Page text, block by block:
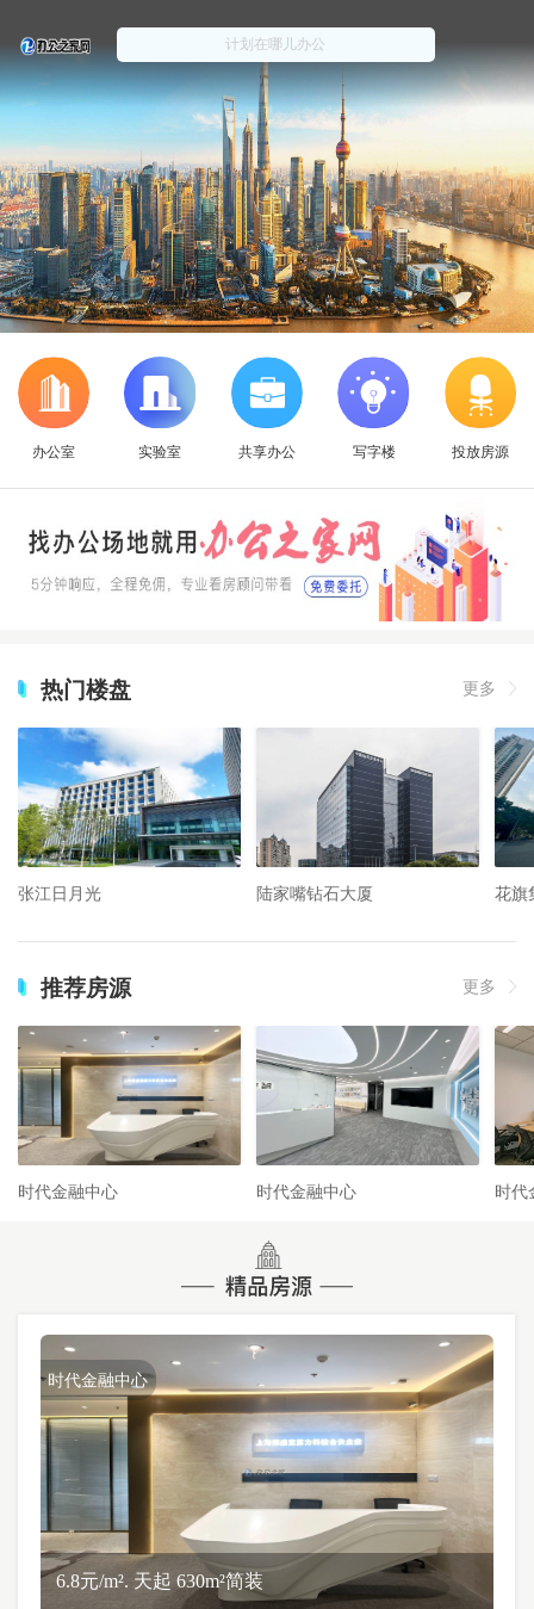
办公室 实验室 共享办公 写字楼 投放房源
热门楼盘 更多
张江日月光 陆家嘴钻石大厦 花旗
推荐房源 更多
时代金融中心 时代金融中心 时代
时代金融中心
6.8元/m². 天起 630m²简装